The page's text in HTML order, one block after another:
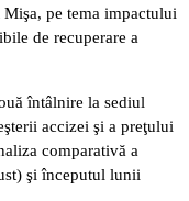
pe tema impactului
de recuperare a
întâlnire la sediul
accizei şi a preţului
comparativă a
şi începutul lunii